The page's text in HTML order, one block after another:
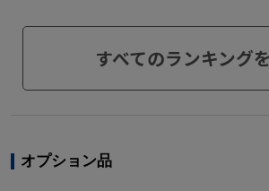
すべてのランキング
オプション品